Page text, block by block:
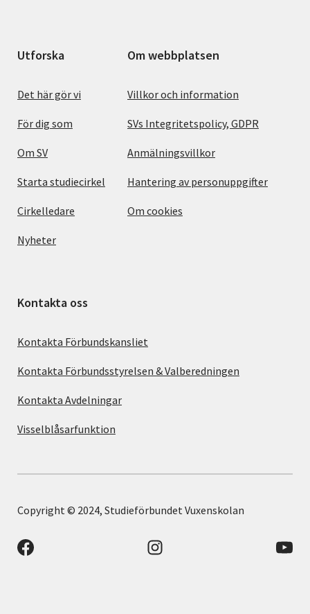
Utforska
Det här gör vi
För dig som
Om SV
Starta studiecirkel
Cirkelledare
Nyheter
Om webbplatsen
Villkor och information
SVs Integritetspolicy, GDPR
Anmälningsvillkor
Hantering av personuppgifter
Om cookies
Kontakta oss
Kontakta Förbundskansliet
Kontakta Förbundsstyrelsen & Valberedningen
Kontakta Avdelningar
Visselblåsarfunktion
Copyright © 2024, Studieförbundet Vuxenskolan